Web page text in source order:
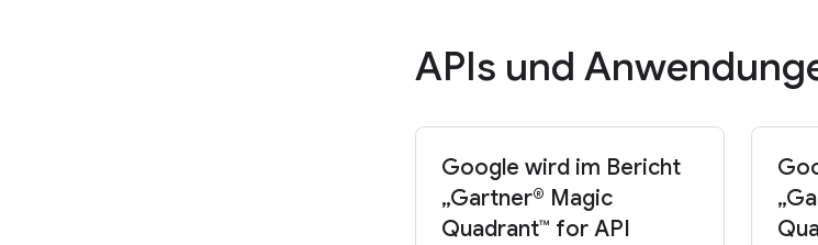
APIs und
Google wird im Bericht
„Gartner® Magic
Quadrant™ for API